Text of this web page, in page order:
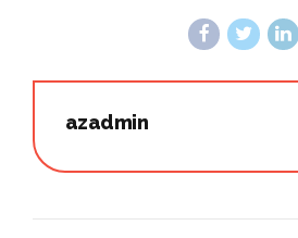
azadmin